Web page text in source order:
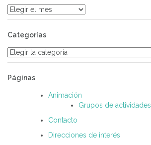
Archivos
Categorías
Categorías
Páginas
Animación
Grupos de actividades
Contacto
Direcciones de interés